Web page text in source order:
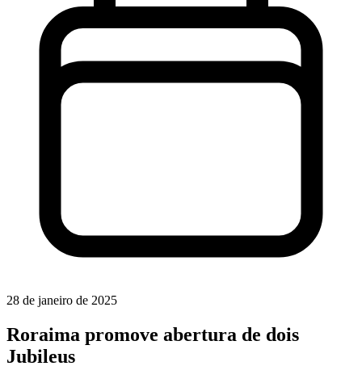
28 de janeiro de 2025
Roraima promove abertura de dois
Jubileus